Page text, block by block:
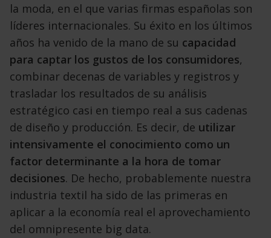
la moda, en el que varias firmas españolas son
líderes internacionales. Su éxito en los últimos
años ha venido de la mano de su capacidad
para captar los gustos de los consumidores,
combinar decenas de variables y registros y
trasladar los resultados de su análisis
estratégico casi en tiempo real a sus cadenas
de diseño y producción. Es decir, de utilizar
intensivamente el conocimiento como un
factor determinante a la hora de tomar
decisiones. De hecho, probablemente nuestra
industria textil ha sido de las primeras en
aplicar a la economía real el aprovechamiento
del omnipresente big data.